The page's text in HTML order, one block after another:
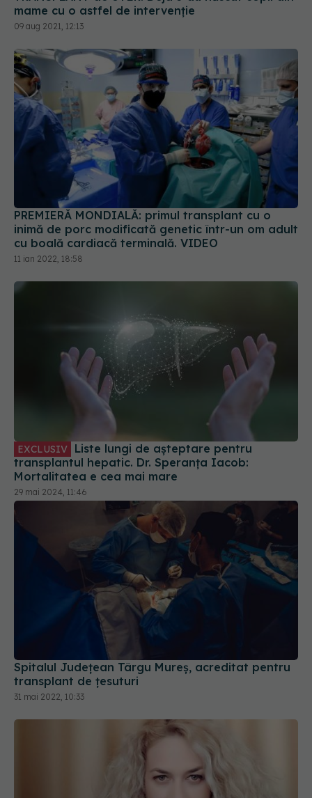
mame cu o astfel de intervenție
09 aug 2021, 12:13
PREMIERĂ MONDIALĂ: primul transplant cu o
inimă de porc modificată genetic într-un om adult
cu boală cardiacă terminală. VIDEO
11 ian 2022, 18:58
EXCLUSIV
transplantul hepatic. Dr. Speranța Iacob:
Mortalitatea e cea mai mare
29 mai 2024, 11:46
Spitalul Județean Târgu Mureș, acreditat pentru
transplant de țesuturi
31 mai 2022, 10:33